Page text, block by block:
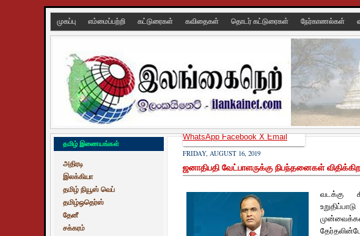
முகப்பு எம்மைப்பற்றி கட்டுரைகள் கவிதைகள் தொடர் கட்டுரைகள் நேர்காணல்கள்
தமிழ் இணையங்கள்
அதிரடி
இலக்கியா
தமிழ் நியூஸ் வெப்
தமிழ்ஒதெர்ஸ்
தேனீ
சக்கரம்
FRIDAY, AUGUST 16, 2019
ஜனாதிபதி வேட்பாளருக்கு நிபந்தனைகள்
வடக்கு
WhatsAppFacebookXEmail